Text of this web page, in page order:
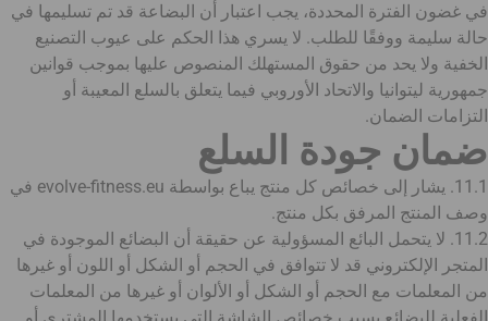
في غضون الفترة المحددة، يجب اعتبار أن البضاعة قد تم تسليمها في
حالة سليمة ووفقًا للطلب. لا يسري هذا الحكم على عيوب التصنيع
الخفية ولا يحد من حقوق المستهلك المنصوص عليها بموجب قوانين
جمهورية ليتوانيا والاتحاد الأوروبي فيما يتعلق بالسلع المعيبة أو
التزامات الضمان.
ضمان جودة السلع
11.1. يشار إلى خصائص كل منتج يباع بواسطة evolve-fitness.eu في
وصف المنتج المرفق بكل منتج.
11.2. لا يتحمل البائع المسؤولية عن حقيقة أن البضائع الموجودة في
المتجر الإلكتروني قد لا تتوافق في الحجم أو الشكل أو اللون أو غيرها
من المعلمات مع الحجم أو الشكل أو الألوان أو غيرها من المعلمات